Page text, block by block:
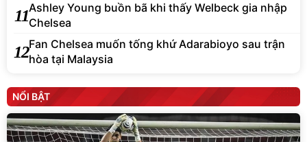
11Ashley Young buồn bã khi thấy Welbeck gia nhập
Chelsea
12Fan Chelsea muốn tống khứ Adarabioyo sau trận
hòa tại Malaysia
NỔI BẬT